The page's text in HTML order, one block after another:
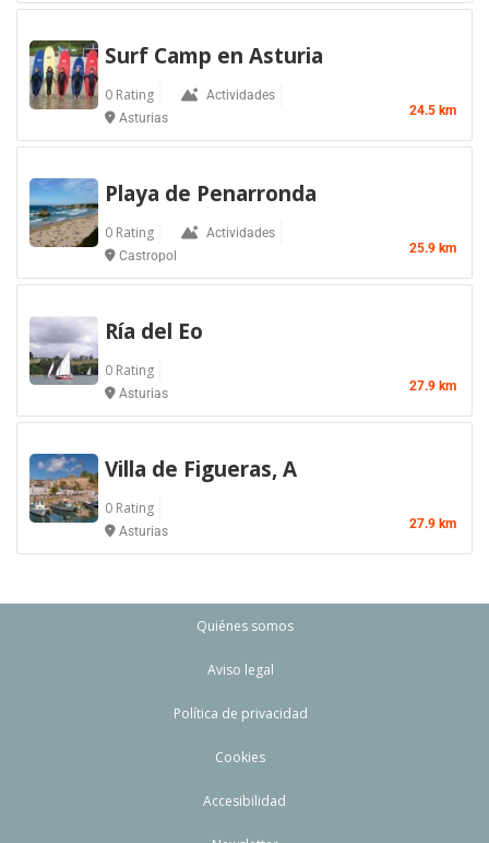
Surf Camp en Asturia
0 Rating
Actividades
Asturias
24.5 km
Playa de Penarronda
0 Rating
Actividades
Castropol
25.9 km
Ría del Eo
0 Rating
Asturias 27.9 km
Villa de Figueras, A
0 Rating
Asturias 27.9 km
Quiénes somos
Aviso legal
Política de privacidad
Cookies
Accesibilidad